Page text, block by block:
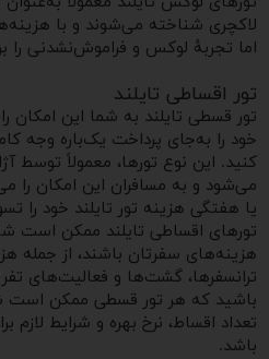
لاکچری شناخته می‌شوند و با
اما تجربهٔ لوکس و فراموش‌نشدنی را
تور اقساطی تایلند
تور قسطی تایلند به شما این امکان
خود را به‌جای پرداخت یک‌باره وجه
کنید. این نوع تورها، معمولاً توسط
می‌شود و به مسافران این امکان را
یا هفتگی هزینه تور تایلند خود را
تورهای اقساطی تایلند ممکن است
هزینه‌های سفرتان باشند، از جمله
ترانسفرها، گشت‌ها و فعالیت‌های
باشید که هر تور قسطی ممکن است
تعداد اقساط، نرخ بهره و شرایط لازم
باشد.